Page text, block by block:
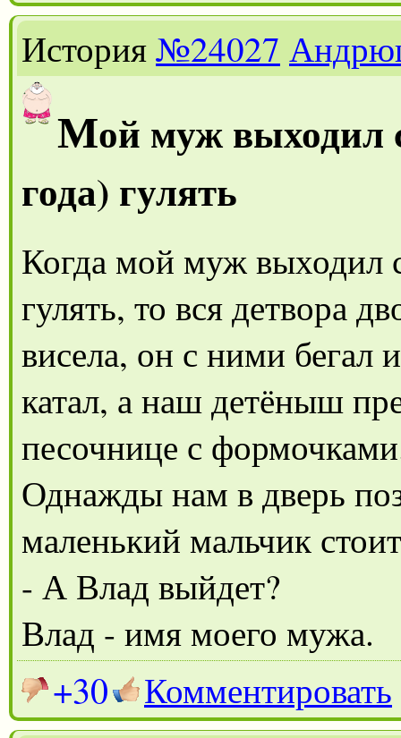
История№24027
Мой муж выходил
года) гулять
Когда мой муж выходил
гулять, то вся детвора
висела, он с ними бегал
катал, а наш детёныш
песочнице с
Однажды нам в дверь
маленький мальчик
- А Влад выйдет?
Влад - имя моего мужа.
+30
Комментировать